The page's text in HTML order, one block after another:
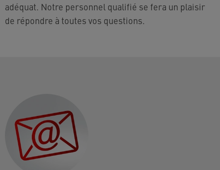
adéquat. Notre personnel qualifié se fera un plaisir
de répondre à toutes vos questions.